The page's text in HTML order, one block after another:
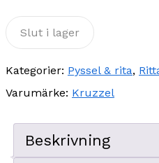
Slut i lager
Kategorier: Pyssel & rita,
Varumärke: Kruzzel
Beskrivning